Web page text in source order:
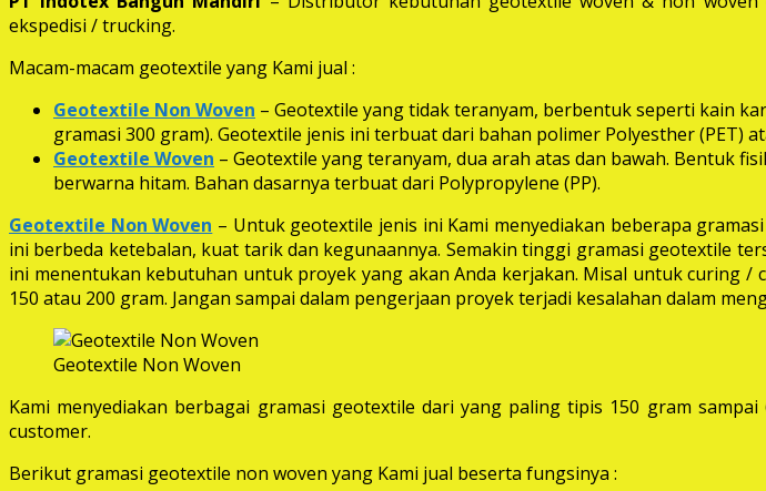
ekspedisi / trucking.
Macam-macam geotextile yang Kami jual :
Geotextile Non Woven – Geotextile yang tidak teranyam, berbentuk seperti kain
gramasi 300 gram). Geotextile jenis ini terbuat dari bahan polimer Polyesther (PET)
Geotextile Woven – Geotextile yang teranyam, dua arah atas dan bawah. Bentuk
berwarna hitam. Bahan dasarnya terbuat dari Polypropylene (PP).
Geotextile Non Woven – Untuk geotextile jenis ini Kami menyediakan beberapa
ini berbeda ketebalan, kuat tarik dan kegunaannya. Semakin tinggi gramasi geotextile
ini menentukan kebutuhan untuk proyek yang akan Anda kerjakan. Misal untuk curing
150 atau 200 gram. Jangan sampai dalam pengerjaan proyek terjadi kesalahan dalam
Geotextile Non Woven
Kami menyediakan berbagai gramasi geotextile dari yang paling tipis 150 gram
customer.
Berikut gramasi geotextile non woven yang Kami jual beserta fungsinya :